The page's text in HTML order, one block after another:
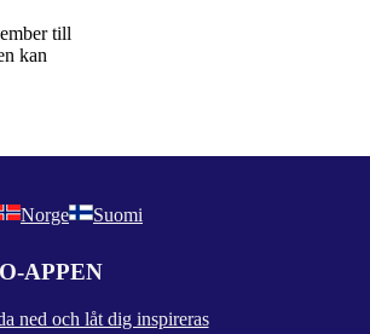
till
kan
Norge Suomi
APPEN
ned och låt dig inspireras